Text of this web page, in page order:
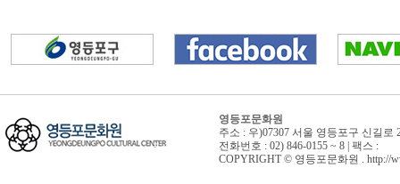
영등포문화원
주소 : 우)07307 서울 영등포구 신길
전화번호 : 02) 846-0155 ~ 8 | 팩스 :
COPYRIGHT © 영등포문화원 . http://